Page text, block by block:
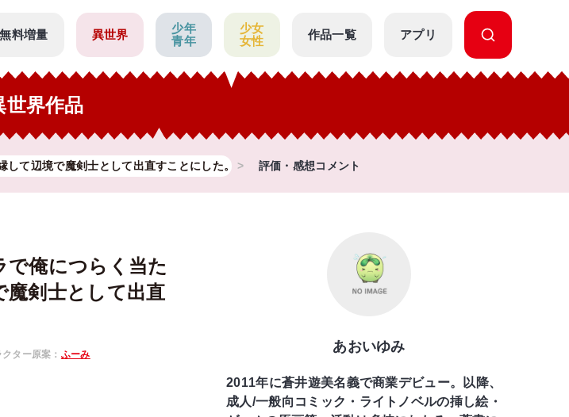
無料増量 異世界
少年
青年
少女
女性
作品一覧 アプリ
世界作品
て辺境で魔剣士として出直すことにした。 評価・感想コメント
で俺につらく当た
魔剣士として出直
ター原案： ふーみ あおいゆみ
2011年に蒼井遊美名義で商業デビュー。以降、
成人/一般向コミック・ライトノベルの挿し絵・